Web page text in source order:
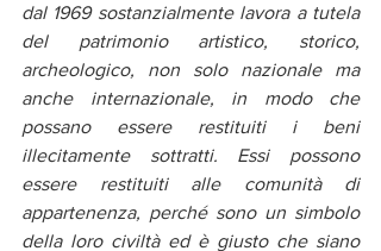
dal 1969 sostanzialmente lavora a tutela
del patrimonio artistico, storico,
archeologico, non solo nazionale ma
anche internazionale, in modo che
possano essere restituiti i beni
illecitamente sottratti. Essi possono
essere restituiti alle comunità di
appartenenza, perché sono un simbolo
della loro civiltà ed è giusto che siano